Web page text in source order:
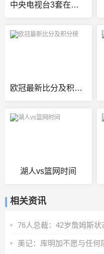
中央电视台3套在线直播
欧冠最新比分及积分榜
湖人vs篮网时间
相关资讯